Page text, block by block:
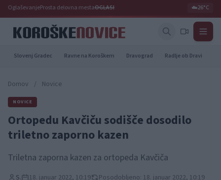
OglaševanjeProsta delovna mestaOGLASI ☁️26°C
Slovenj Gradec Ravne na Koroškem Dravograd Radlje ob Dravi
Domov / Novice
NOVICE
Ortopedu Kavčiču sodišče dosodilo
triletno zaporno kazen
Triletna zaporna kazen za ortopeda Kavčiča
S. 18. januar 2022, 10:19 Posodobljeno: 18. januar 2022, 10:19